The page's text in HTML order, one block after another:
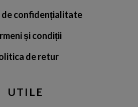
de confidențialitate
și condiții
de retur
UTILE